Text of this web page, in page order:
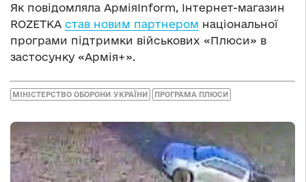
Як повідомляла АрміяInform, Інтернет-магазин
ROZETKA став новим партнером національної
програми підтримки військових «Плюси» в
застосунку «Армія+».
МІНІСТЕРСТВО ОБОРОНИ УКРАЇНИ ПРОГРАМА ПЛЮСИ